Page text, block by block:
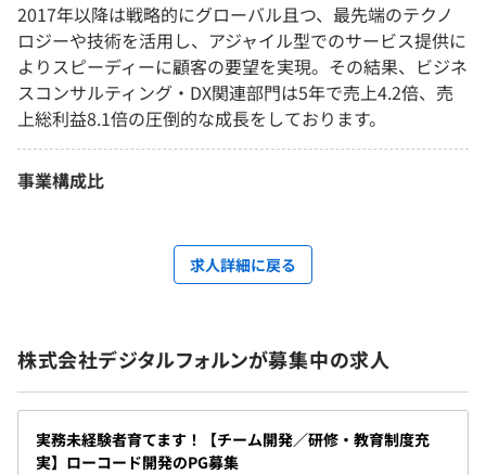
2017年以降は戦略的にグローバル且つ、最先端のテクノ
ロジーや技術を活用し、アジャイル型でのサービス提供に
よりスピーディーに顧客の要望を実現。その結果、ビジネ
スコンサルティング・DX関連部門は5年で売上4.2倍、売
上総利益8.1倍の圧倒的な成長をしております。
事業構成比
求人詳細に戻る
株式会社デジタルフォルンが募集中の求人
実務未経験者育てます！【チーム開発／研修・教育制度充
実】ローコード開発のPG募集